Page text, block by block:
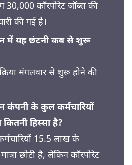
30,000 कॉरपोरेट जॉब्स की
की गई है।
में यह छंटनी कब से शुरू
मंगलवार से शुरू होने की
के कुल कर्मचारियों
हिस्सा है?
15.5 लाख के
छोटी है, लेकिन कॉरपोरेट